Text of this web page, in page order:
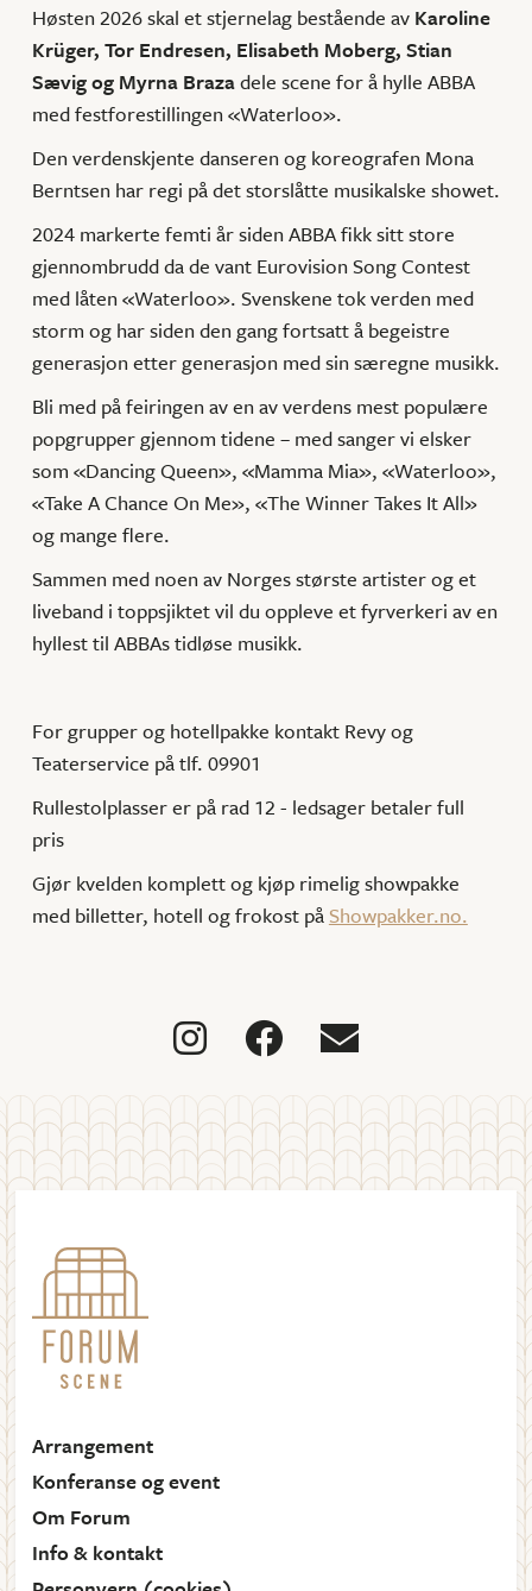
Høsten 2026 skal et stjernelag bestående av Karoline
Krüger, Tor Endresen, Elisabeth Moberg, Stian
Sævig og Myrna Brazadele scene for å hylle ABBA
med festforestillingen «Waterloo».
Den verdenskjente danseren og koreografen Mona
Berntsen har regi på det storslåtte musikalske showet.
2024 markerte femti år siden ABBA fikk sitt store
gjennombrudd da de vant Eurovision Song Contest
med låten «Waterloo». Svenskene tok verden med
storm og har siden den gang fortsatt å begeistre
generasjon etter generasjon med sin særegne musikk.
Bli med på feiringen av en av verdens mest populære
popgrupper gjennom tidene – med sanger vi elsker
som «Dancing Queen», «Mamma Mia», «Waterloo»,
«Take A Chance On Me», «The Winner Takes It All»
og mange flere.
Sammen med noen av Norges største artister og et
liveband i toppsjiktet vil du oppleve et fyrverkeri av en
hyllest til ABBAs tidløse musikk.
For grupper og hotellpakke kontakt Revy og
Teaterservice på tlf. 09901
Rullestolplasser er på rad 12 - ledsager betaler full
pris
Gjør kvelden komplett og kjøp rimelig showpakke
med billetter, hotell og frokost på Showpakker.no.
  
Arrangement
Konferanse og event
Om Forum
Info & kontakt